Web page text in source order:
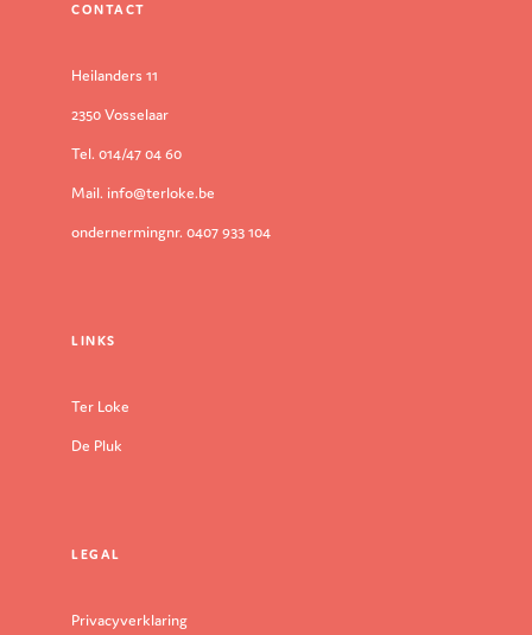
CONTACT
Heilanders 11
2350 Vosselaar
Tel. 014/47 04 60
Mail. info@terloke.be
ondernermingnr. 0407 933 104
LINKS
Ter Loke
De Pluk
LEGAL
Privacyverklaring